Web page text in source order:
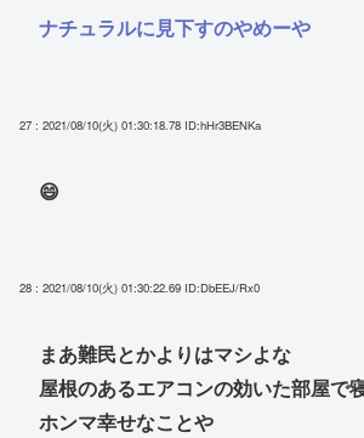
ナチュラルに見下すのやめーや
27 : 2021/08/10(火) 01:30:18.78 ID:hHr3BENKa
😄
28 : 2021/08/10(火) 01:30:22.69 ID:DbEEJ/Rx0
まあ難民とかよりはマシよな
屋根のあるエアコンの効いた部屋で
ホンマ幸せなことや